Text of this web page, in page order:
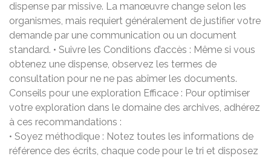
dispense par missive. La manœuvre change selon les
organismes, mais requiert généralement de justifier votre
demande par une communication ou un document
standard. • Suivre les Conditions d’accès : Même si vous
obtenez une dispense, observez les termes de
consultation pour ne ne pas abîmer les documents.
Conseils pour une exploration Efficace : Pour optimiser
votre exploration dans le domaine des archives, adhérez
à ces recommandations :
• Soyez méthodique : Notez toutes les informations de
référence des écrits, chaque code pour le tri et disposez